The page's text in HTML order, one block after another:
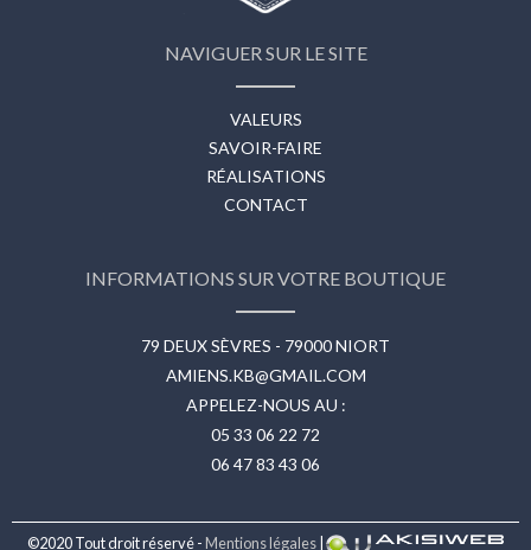
NAVIGUER SUR LE SITE
VALEURS
SAVOIR-FAIRE
RÉALISATIONS
CONTACT
INFORMATIONS SUR VOTRE BOUTIQUE
79 DEUX SÈVRES - 79000 NIORT
AMIENS.KB@GMAIL.COM
APPELEZ-NOUS AU :
05 33 06 22 72
06 47 83 43 06
©2020 Tout droit réservé -Mentions légales